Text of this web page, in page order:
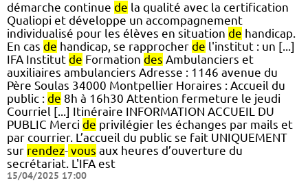
démarche continue de la qualité avec la certification
Qualiopi et développe un accompagnement
individualisé pour les élèves en situation de handicap.
En cas de handicap, se rapprocher de l'institut : un [...]
IFA Institut de Formation des Ambulanciers et
auxiliaires ambulanciers Adresse : 1146 avenue du
Père Soulas 34000 Montpellier Horaires : Accueil du
public : de 8h à 16h30 Attention fermeture le jeudi
Courriel [...] Itinéraire INFORMATION ACCUEIL DU
PUBLIC Merci de privilégier les échanges par mails et
par courrier. L’accueil du public se fait UNIQUEMENT
sur rendez- vous aux heures d’ouverture du
secrétariat. L'IFA est
15/04/2025 17:00